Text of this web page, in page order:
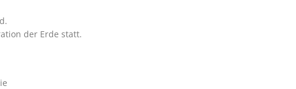
der Erde statt.